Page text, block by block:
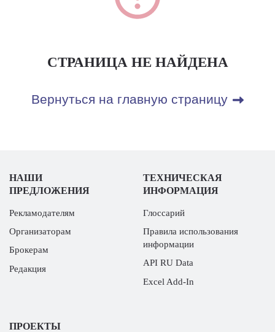
СТРАНИЦА НЕ НАЙДЕНА
Вернуться на главную страницу
НАШИ
ПРЕДЛОЖЕНИЯ
Рекламодателям
Организаторам
Брокерам
Редакция
ТЕХНИЧЕСКАЯ
ИНФОРМАЦИЯ
Глоссарий
Правила использования
информации
API RU Data
Excel Add-In
ПРОЕКТЫ